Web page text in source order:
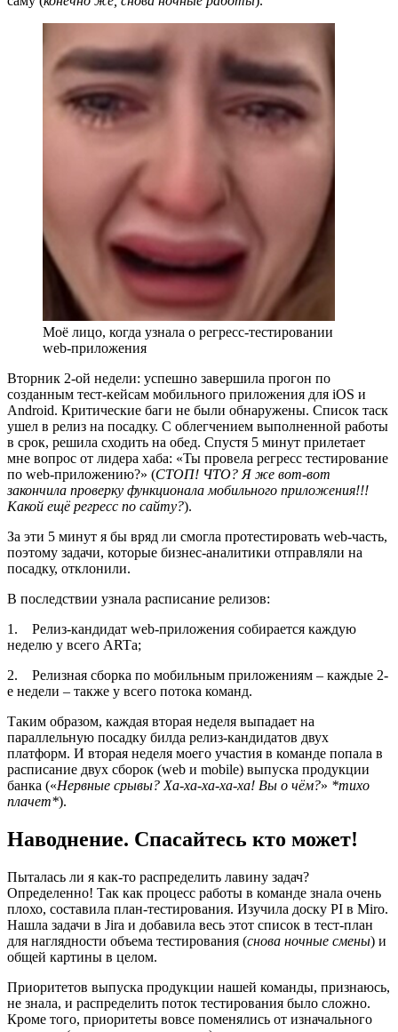
Моё лицо, когда узнала о регресс-тестировании
web-приложения
Вторник 2-ой недели: успешно завершила прогон по
созданным тест-кейсам мобильного приложения для iOS и
Android. Критические баги не были обнаружены. Список таск
ушел в релиз на посадку. С облегчением выполненной работы
в срок, решила сходить на обед. Спустя 5 минут прилетает
мне вопрос от лидера хаба: «Ты провела регресс тестирование
по web-приложению?» (СТОП! ЧТО? Я же вот-вот
закончила проверку функционала мобильного приложения!!!
Какой ещё регресс по сайту?).
За эти 5 минут я бы вряд ли смогла протестировать web-часть,
поэтому задачи, которые бизнес-аналитики отправляли на
посадку, отклонили.
В последствии узнала расписание релизов:
1. Релиз-кандидат web-приложения собирается каждую
неделю у всего ARTа;
2. Релизная сборка по мобильным приложениям – каждые 2-
е недели – также у всего потока команд.
Таким образом, каждая вторая неделя выпадает на
параллельную посадку билда релиз-кандидатов двух
платформ. И вторая неделя моего участия в команде попала в
расписание двух сборок (web и mobile) выпуска продукции
банка («Нервные срывы? Ха-ха-ха-ха-ха! Вы о чём?» *тихо
плачет*).
Наводнение. Спасайтесь кто может!
Пыталась ли я как-то распределить лавину задач?
Определенно! Так как процесс работы в команде знала очень
плохо, составила план-тестирования. Изучила доску PI в Miro.
Нашла задачи в Jira и добавила весь этот список в тест-план
для наглядности объема тестирования (снова ночные смены) и
общей картины в целом.
Приоритетов выпуска продукции нашей команды, признаюсь,
не знала, и распределить поток тестирования было сложно.
Кроме того, приоритеты вовсе поменялись от изначального